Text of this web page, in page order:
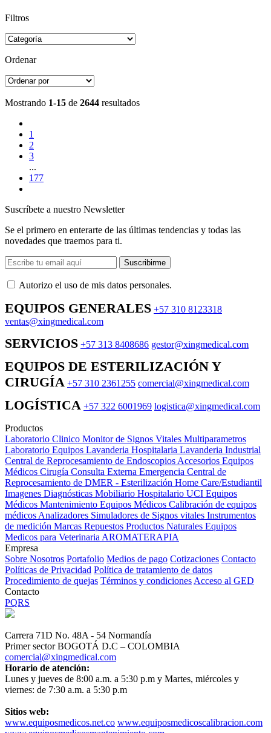
Filtros
Ordenar
Mostrando 1-15 de 2644 resultados
1
2
3
...
177
Suscríbete a nuestro Newsletter
Se el primero en enterarte de las últimas tendencias y todas las
novedades que traemos para ti.
Suscribirme
Autorizo ​​el uso de mis datos personales.
EQUIPOS GENERALES +57 310 8123318
ventas@xingmedical.com
SERVICIOS +57 313 8408686 gestor@xingmedical.com
EQUIPOS DE ESTERILIZACIÓN Y
CIRUGÍA +57 310 2361255 comercial@xingmedical.com
LOGÍSTICA +57 322 6001969 logistica@xingmedical.com
Productos
Laboratorio Clinico Monitor de Signos Vitales Multiparametros
Laboratorio Equipos Lavanderia Hospitalaria Lavanderia Industrial
Central de Reprocesamiento de Endoscopios Accesorios Equipos
Médicos Cirugía Consulta Externa Emergencia Central de
Reprocesamiento de DMER - Esterilización Home Care/Estudiantil
Imagenes Diagnósticas Mobiliario Hospitalario UCI Equipos
Médicos Mantenimiento Equipos Médicos Calibración de equipos
médicos Analizadores Simuladores de Signos vitales Instrumentos
de medición Marcas Repuestos Productos Naturales Equipos
Medicos para Veterinaria AROMATERAPIA
Empresa
Sobre Nosotros Portafolio Medios de pago Cotizaciones Contacto
Políticas de Privacidad Política de tratamiento de datos
Procedimiento de quejas Términos y condiciones Acceso al GED
Contacto
PQRS
Carrera 71D No. 48A - 54 Normandía
Primer sector BOGOTÁ D.C – COLOMBIA
comercial@xingmedical.com
Horario de atención:
Lunes y jueves de 8:00 a.m. a 5:30 p.m y Martes, miércoles y
viernes: de 7:30 a.m. a 5:30 p.m
Sitios web:
www.equiposmedicos.net.co www.equiposmedicoscalibracion.com